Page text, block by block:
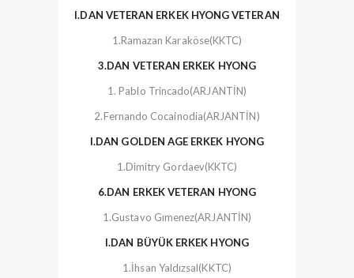
I.DAN VETERAN ERKEK HYONG VETERAN
1.Ramazan Karaköse(KKTC)
3.DAN VETERAN ERKEK HYONG
1. Pablo Trincado(ARJANTİN)
2.Fernando Cocainodia(ARJANTİN)
I.DAN GOLDEN AGE ERKEK HYONG
1.Dimitry Gordaev(KKTC)
6.DAN ERKEK VETERAN HYONG
1.Gustavo Gımenez(ARJANTİN)
I.DAN BÜYÜK ERKEK HYONG
1.İhsan Yaldızsal(KKTC)